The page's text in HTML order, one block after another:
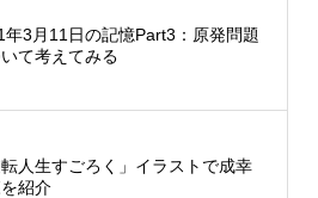
年3月11日の記憶Part3：原発問題
て考えてみる
転人生すごろく」イラストで成幸
紹介